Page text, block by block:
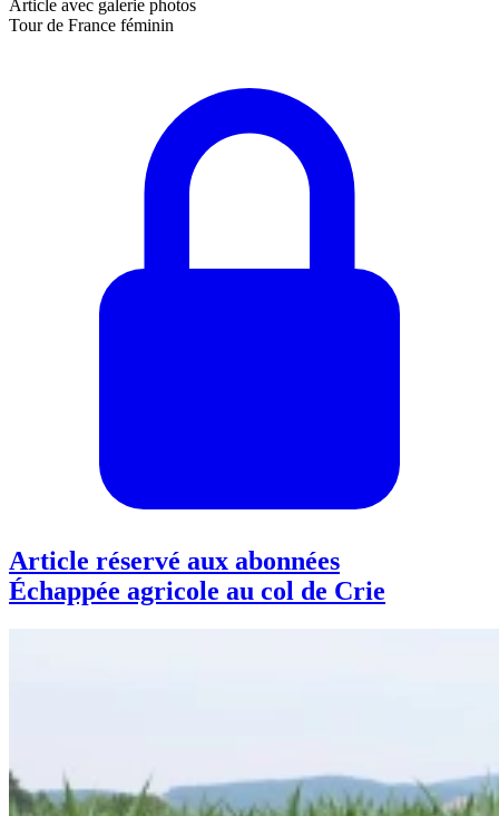
Article avec galerie photos
Tour de France féminin
Article réservé aux abonnées
Échappée agricole au col de Crie